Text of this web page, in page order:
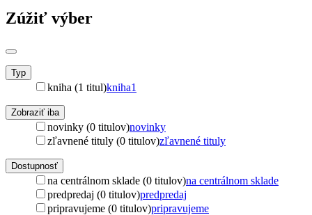
Zúžiť výber
Typ
kniha (1 titul)kniha1
Zobraziť iba
novinky (0 titulov)novinky
zľavnené tituly (0 titulov)zľavnené tituly
Dostupnosť
na centrálnom sklade (0 titulov)na centrálnom sklade
predpredaj (0 titulov)predpredaj
pripravujeme (0 titulov)pripravujeme